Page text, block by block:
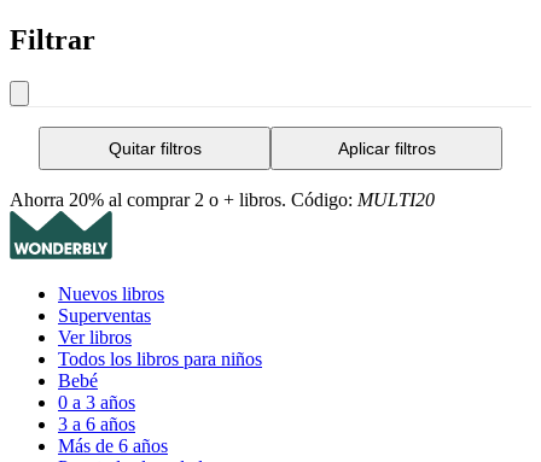
Filtrar
Quitar filtros Aplicar filtros
Ahorra 20% al comprar 2 o + libros. Código: MULTI20
Nuevos libros
Superventas
Ver libros
Todos los libros para niños
Bebé
0 a 3 años
3 a 6 años
Más de 6 años